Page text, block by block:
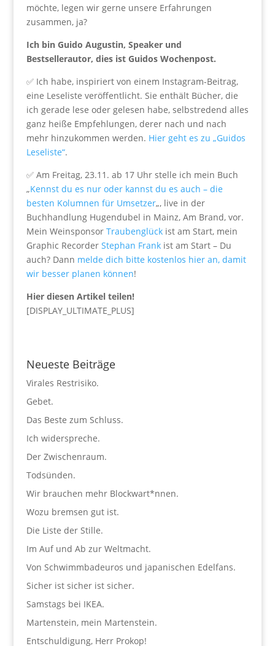
möchte, legen wir gerne unsere Erfahrungen
zusammen, ja?
Ich bin Guido Augustin, Speaker und
Bestsellerautor, dies ist Guidos Wochenpost.
✅ Ich habe, inspiriert von einem Instagram-Beitrag,
eine Leseliste veröffentlicht. Sie enthält Bücher, die
ich gerade lese oder gelesen habe, selbstredend alles
ganz heiße Empfehlungen, derer nach und nach
mehr hinzukommen werden. Hier geht es zu „Guidos
Leseliste“.
✅ Am Freitag, 23.11. ab 17 Uhr stelle ich mein Buch
„Kennst du es nur oder kannst du es auch – die
besten Kolumnen für Umsetzer„, live in der
Buchhandlung Hugendubel in Mainz, Am Brand, vor.
Mein Weinsponsor Traubenglückist am Start, mein
Graphic Recorder Stephan Frankist am Start – Du
auch? Dann melde dich bitte kostenlos hier an, damit
wir besser planen können!
Hier diesen Artikel teilen!
[DISPLAY_ULTIMATE_PLUS]
Neueste Beiträge
Virales Restrisiko.
Gebet.
Das Beste zum Schluss.
Ich widerspreche.
Der Zwischenraum.
Todsünden.
Wir brauchen mehr Blockwart*nnen.
Wozu bremsen gut ist.
Die Liste der Stille.
Im Auf und Ab zur Weltmacht.
Von Schwimmbadeuros und japanischen Edelfans.
Sicher ist sicher ist sicher.
Samstags bei IKEA.
Martenstein, mein Martenstein.
Entschuldigung, Herr Prokop!